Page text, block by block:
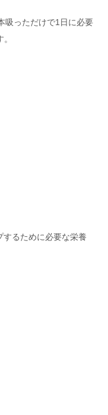
吸っただけで1日に必要
するために必要な栄養